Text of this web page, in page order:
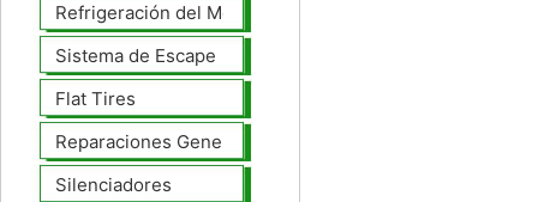
Refrigeración del Motor
Sistema de Escape
Flat Tires
Reparaciones Generales
Silenciadores